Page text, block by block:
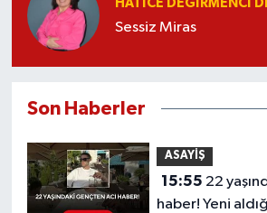
HATICE DEĞIRMENCI
Sessiz Miras
Son Haberler
ASAYİŞ
15:55
haber! Yeni